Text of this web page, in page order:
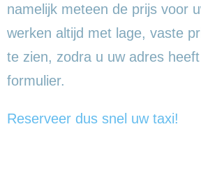
namelijk meteen de prijs voor
werken altijd met lage, vaste
te zien, zodra u uw adres
formulier.
Reserveer dus snel uw taxi!